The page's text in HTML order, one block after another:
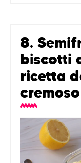
8.
biscotti
ricetta